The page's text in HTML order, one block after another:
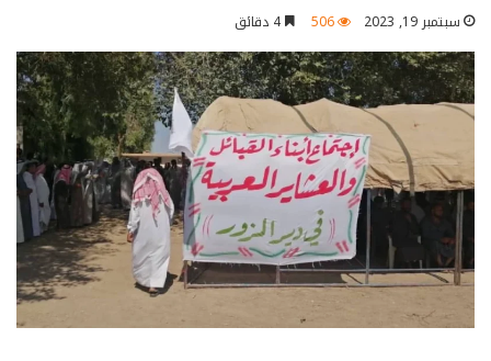
سبتمبر 19, 2023 506